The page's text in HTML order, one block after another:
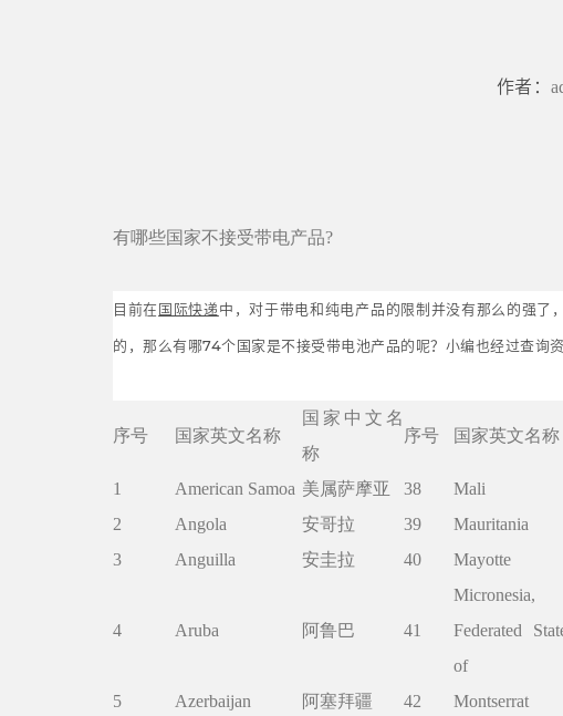
作者：
有哪些国家不接受带电产品?
目前在国际快递中，对于带电和纯电产品的限制并没有那么的强了
的，那么有哪74个国家是不接受带电池产品的呢？小编也经过查询
序号 国家英文名称
国家中文名
称
序号 国家英文名称
1
American Samoa 美属萨摩亚 38 Mali
2
Angola 安哥拉 39 Mauritania
3
Anguilla 安圭拉 40 Mayotte
4 Aruba 阿鲁巴 41
Micronesia,
Federated
of
5 Azerbaijan 阿塞拜疆 42 Montserrat